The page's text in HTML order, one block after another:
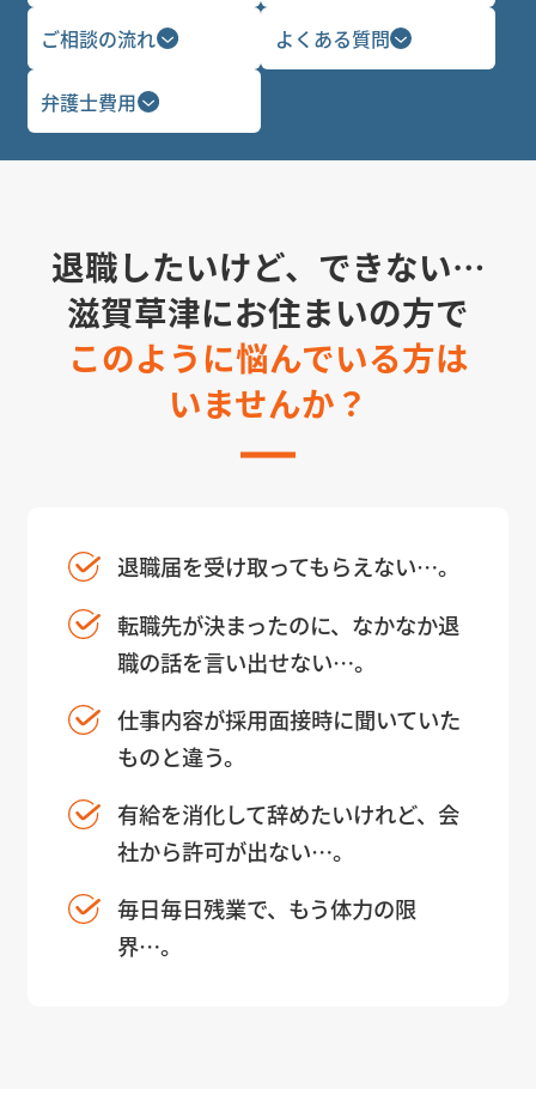
ご相談の流れ よくある質問
弁護士費用
退職したいけど、できない…
滋賀草津にお住まいの方で
このように悩んでいる方は
いませんか？
退職届を受け取ってもらえない…。
転職先が決まったのに、なかなか退
職の話を言い出せない…。
仕事内容が採用面接時に聞いていた
ものと違う。
有給を消化して辞めたいけれど、会
社から許可が出ない…。
毎日毎日残業で、もう体力の限
界…。